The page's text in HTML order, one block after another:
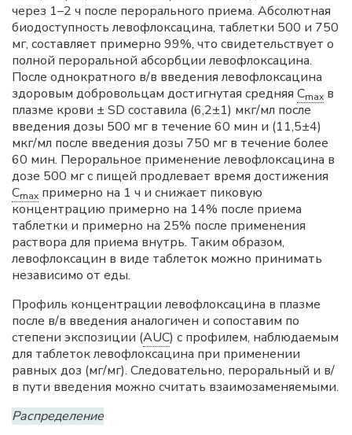
через 1–2 ч после перорального приема. Абсолютная
биодоступность левофлоксацина, таблетки 500 и 750
мг, составляет примерно 99%, что свидетельствует о
полной пероральной абсорбции левофлоксацина.
После однократного в/в введения левофлоксацина
здоровым добровольцам достигнутая средняя Cmax в
плазме крови ± SD составила (6,2±1) мкг/мл после
введения дозы 500 мг в течение 60 мин и (11,5±4)
мкг/мл после введения дозы 750 мг в течение более
60 мин. Пероральное применение левофлоксацина в
дозе 500 мг с пищей продлевает время достижения
Cmax примерно на 1 ч и снижает пиковую
концентрацию примерно на 14% после приема
таблетки и примерно на 25% после применения
раствора для приема внутрь. Таким образом,
левофлоксацин в виде таблеток можно принимать
независимо от еды.
Профиль концентрации левофлоксацина в плазме
после в/в введения аналогичен и сопоставим по
степени экспозиции (AUC) с профилем, наблюдаемым
для таблеток левофлоксацина при применении
равных доз (мг/мг). Следовательно, пероральный и в/
в пути введения можно считать взаимозаменяемыми.
Распределение